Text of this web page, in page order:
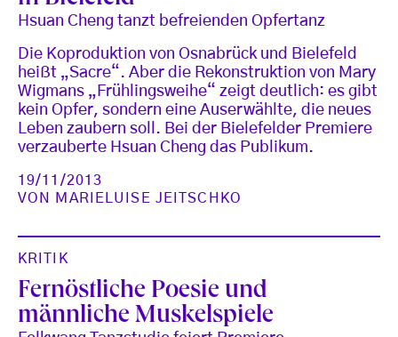
Hsuan Cheng tanzt befreienden Opfertanz
Die Koproduktion von Osnabrück und Bielefeld
heißt „Sacre“. Aber die Rekonstruktion von Mary
Wigmans „Frühlingsweihe“ zeigt deutlich: es gibt
kein Opfer, sondern eine Auserwählte, die neues
Leben zaubern soll. Bei der Bielefelder Premiere
verzauberte Hsuan Cheng das Publikum.
19/11/2013
VON MARIELUISE JEITSCHKO
KRITIK
Fernöstliche Poesie und
männliche Muskelspiele